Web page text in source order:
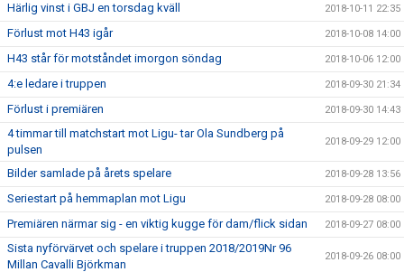
Härlig vinst i GBJ en torsdag kväll 2018-10-11 22:35
Förlust mot H43 igår 2018-10-08 14:00
H43 står för motståndet imorgon söndag 2018-10-06 12:00
4:e ledare i truppen 2018-09-30 21:34
Förlust i premiären 2018-09-30 14:43
4 timmar till matchstart mot Ligu- tar Ola Sundberg på
pulsen
2018-09-29 12:00
Bilder samlade på årets spelare 2018-09-28 13:56
Seriestart på hemmaplan mot Ligu 2018-09-28 08:00
Premiären närmar sig - en viktig kugge för dam/flick sidan 2018-09-27 08:00
Sista nyförvärvet och spelare i truppen 2018/2019Nr 96
Millan Cavalli Björkman
2018-09-26 08:00